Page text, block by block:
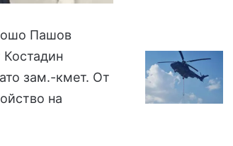
Пашов
Костадин
зам.-кмет. От
на